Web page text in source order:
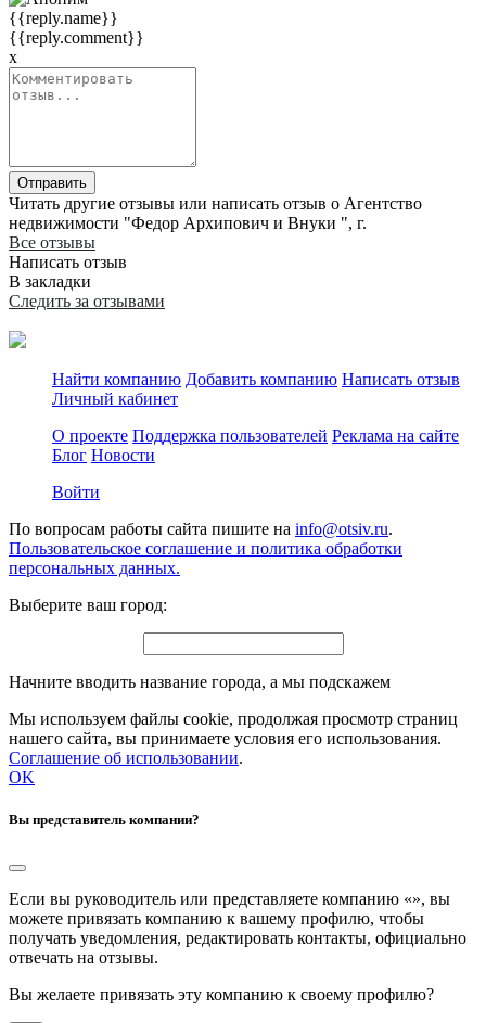
{{reply.name}}
{{reply.comment}}
x
Отправить
Читать другие отзывы или написать отзыв о Агентство
недвижимости "Федор Архипович и Внуки ", г.
Все отзывы
Написать отзыв
В закладки
Следить за отзывами
Найти компанию Добавить компанию Написать отзыв
Личный кабинет
О проекте Поддержка пользователей Реклама на сайте
Блог Новости
Войти
По вопросам работы сайта пишите на info@otsiv.ru.
Пользовательское соглашение и политика обработки
персональных данных.
Выберите ваш город:
Начните вводить название города, а мы подскажем
Мы используем файлы cookie, продолжая просмотр страниц
нашего сайта, вы принимаете условия его использования.
Соглашение об использовании.
OK
Вы представитель компании?
Если вы руководитель или представляете компанию «», вы
можете привязать компанию к вашему профилю, чтобы
получать уведомления, редактировать контакты, официально
отвечать на отзывы.
Вы желаете привязать эту компанию к своему профилю?